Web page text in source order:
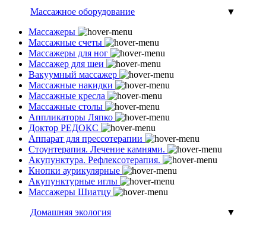
Массажное оборудование
▼
Массажеры
Массажные счеты
Массажеры для ног
Массажер для шеи
Вакуумный массажер
Массажные накидки
Массажные кресла
Массажные столы
Аппликаторы Ляпко
Доктор РЕДОКС
Аппарат для прессотерапии
Стоунтерапия. Лечение камнями.
Акупунктура. Рефлексотерапия.
Кнопки аурикулярные
Акупунктурные иглы
Массажеры Шиатцу
Домашняя экология
▼